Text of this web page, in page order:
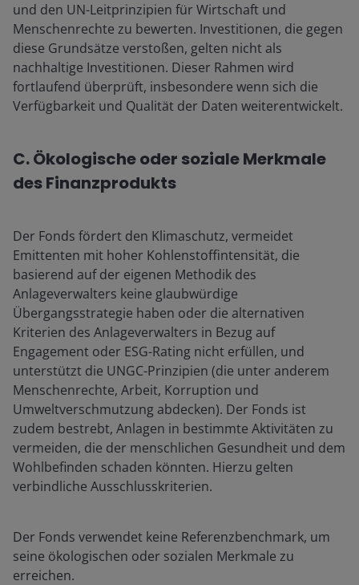
und den UN-Leitprinzipien für Wirtschaft und
Menschenrechte zu bewerten. Investitionen, die gegen
diese Grundsätze verstoßen, gelten nicht als
nachhaltige Investitionen. Dieser Rahmen wird
fortlaufend überprüft, insbesondere wenn sich die
Verfügbarkeit und Qualität der Daten weiterentwickelt.
C. Ökologische oder soziale Merkmale
des Finanzprodukts
Der Fonds fördert den Klimaschutz, vermeidet
Emittenten mit hoher Kohlenstoffintensität, die
basierend auf der eigenen Methodik des
Anlageverwalters keine glaubwürdige
Übergangsstrategie haben oder die alternativen
Kriterien des Anlageverwalters in Bezug auf
Engagement oder ESG-Rating nicht erfüllen, und
unterstützt die UNGC-Prinzipien (die unter anderem
Menschenrechte, Arbeit, Korruption und
Umweltverschmutzung abdecken). Der Fonds ist
zudem bestrebt, Anlagen in bestimmte Aktivitäten zu
vermeiden, die der menschlichen Gesundheit und dem
Wohlbefinden schaden könnten. Hierzu gelten
verbindliche Ausschlusskriterien.
Der Fonds verwendet keine Referenzbenchmark, um
seine ökologischen oder sozialen Merkmale zu
erreichen.